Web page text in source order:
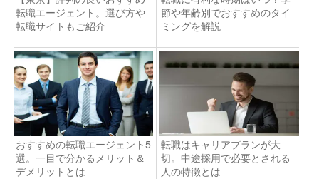
転職エージェント。選び方や
転職サイトもご紹介
節や年齢別でおすすめのタイ
ミングを解説
おすすめの転職エージェント5
選。一目で分かるメリット＆
デメリットとは
転職はキャリアプランが大
切。中途採用で必要とされる
人の特徴とは